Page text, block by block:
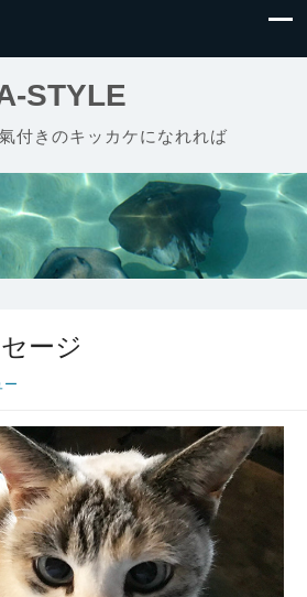
STYLE
付きのキッカケになれれば
ージ
ー